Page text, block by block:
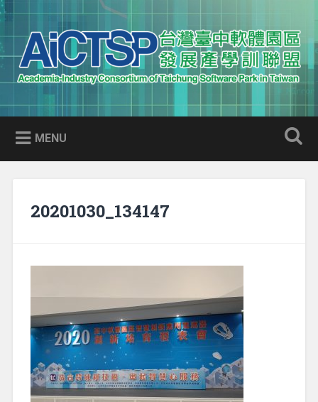
Skip
to
content
Search
AICTSP 台灣臺中軟體園區發展
產學訓聯盟
Academia-Industry Consortium of Taichung Software Park
in Taiwan
MENU
20201030_134147